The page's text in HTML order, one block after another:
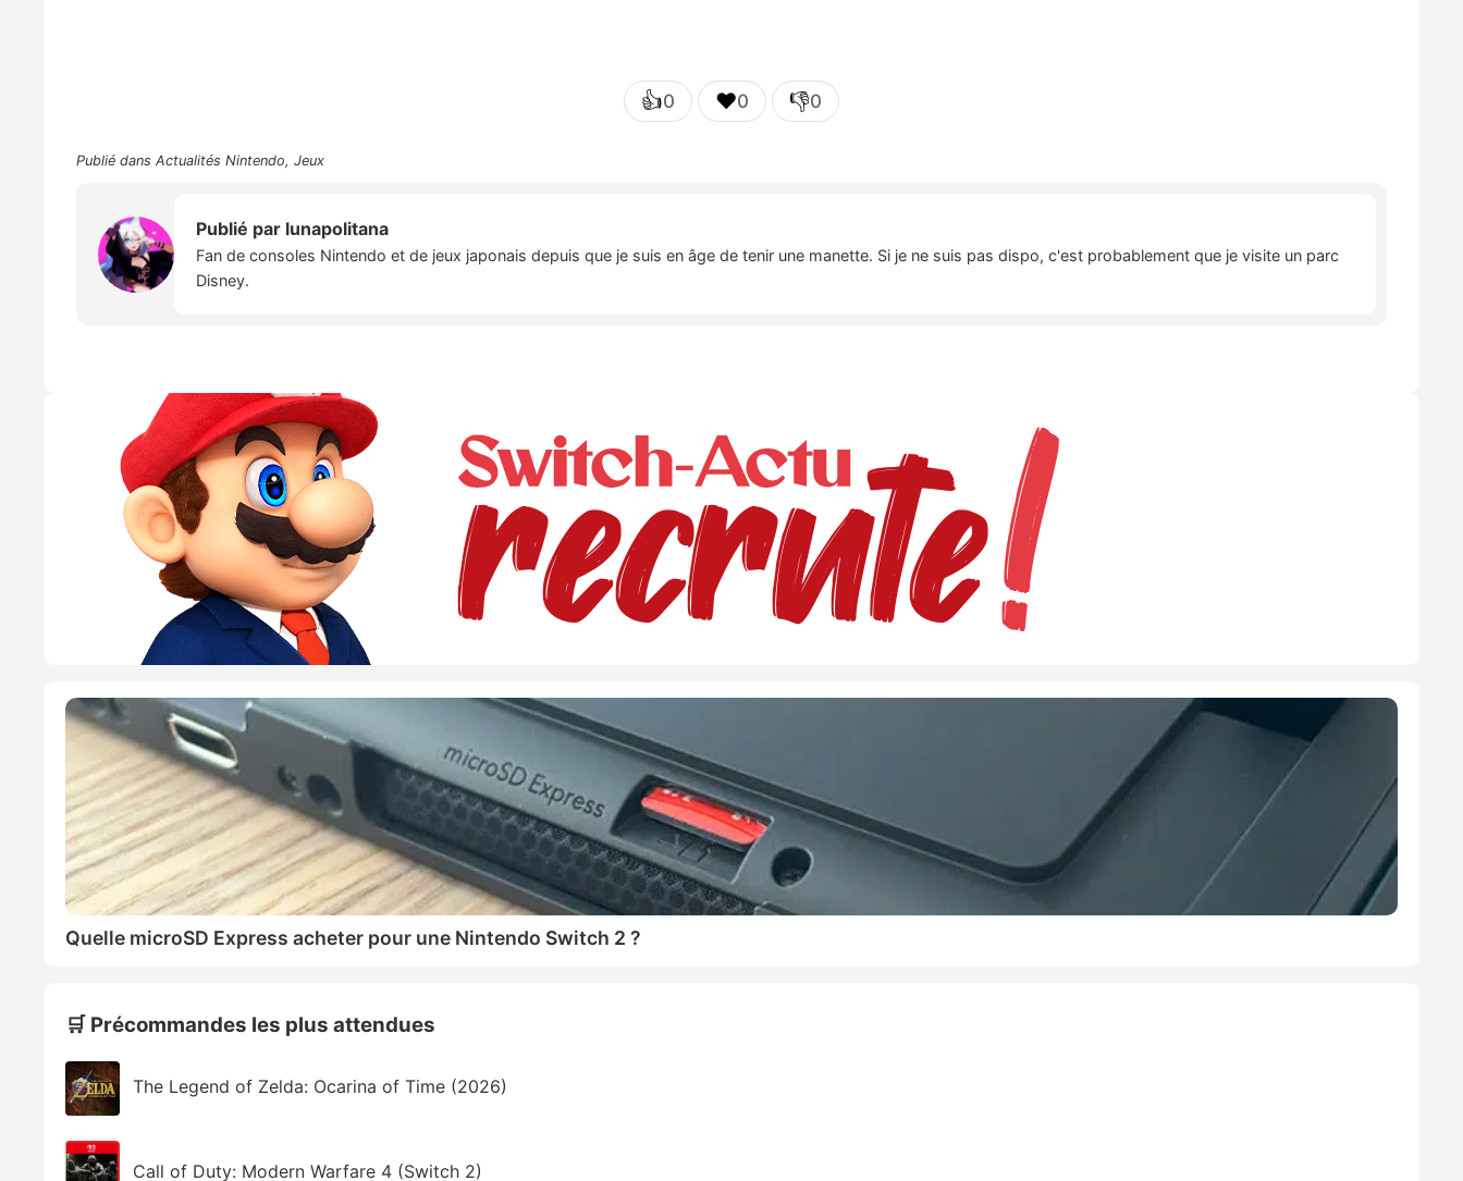
👍0 ❤️0 👎0
Publié dans Actualités Nintendo, Jeux
Publié par lunapolitana
Fan de consoles Nintendo et de jeux japonais depuis que je suis en âge de tenir une manette. Si je ne suis pas dispo, c'est probablement que je visite un parc
Disney.
Quelle microSD Express acheter pour une Nintendo Switch 2 ?
🛒 Précommandes les plus attendues
The Legend of Zelda: Ocarina of Time (2026)
Call of Duty: Modern Warfare 4 (Switch 2)